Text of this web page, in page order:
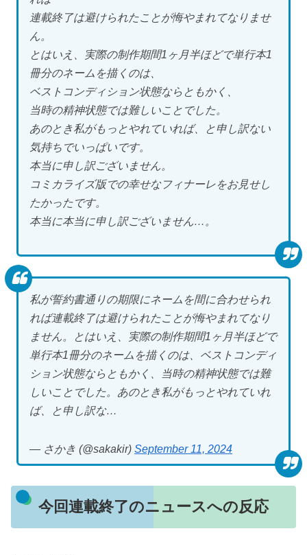
連載終了は避けられたことが悔やまれてなりませ
ん。
とはいえ、実際の制作期間1ヶ月半ほどで単行本1
冊分のネームを描くのは、
ベストコンディション状態ならともかく、
当時の精神状態では難しいことでした。
あのとき私がもっとやれていれば、と申し訳ない
気持ちでいっぱいです。
本当に申し訳ございません。
コミカライズ版での幸せなフィナーレをお見せし
たかったです。
本当に本当に申し訳ございません…。
私が誓約書通りの期限にネームを間に合わせられ
れば連載終了は避けられたことが悔やまれてなり
ません。とはいえ、実際の制作期間1ヶ月半ほどで
単行本1冊分のネームを描くのは、ベストコンディ
ション状態ならともかく、当時の精神状態では難
しいことでした。あのとき私がもっとやれていれ
ば、と申し訳な…
— さかき (@sakakir) September 11, 2024
今回連載終了のニュースへの反応